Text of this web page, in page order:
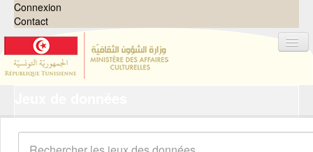
Connexion
Contact
Organisations
Groupes